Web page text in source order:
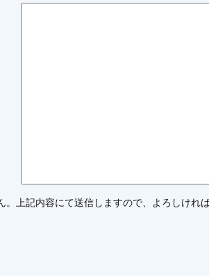
。上記内容にて送信しますので、よろしけれ